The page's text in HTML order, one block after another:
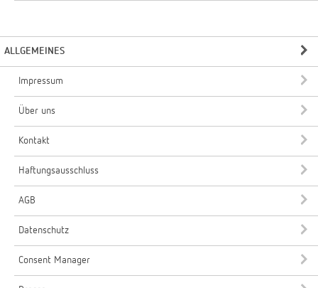
ALLGEMEINES
Impressum
Über uns
Kontakt
Haftungsausschluss
AGB
Datenschutz
Consent Manager